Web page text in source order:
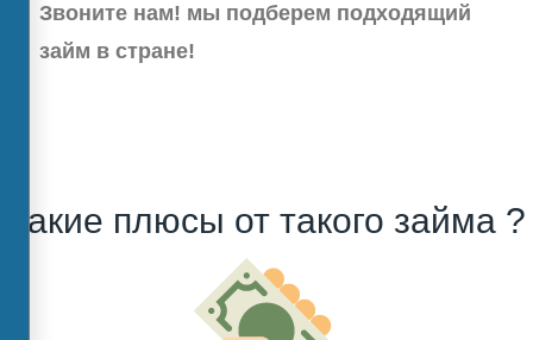
Звоните нам! мы подберем подходящий
займ в стране!
Какие плюсы от такого займа ?